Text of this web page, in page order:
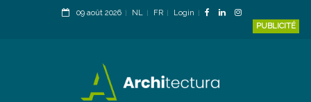
09 août 2026 NL FR
Login
PUBLICITÉ